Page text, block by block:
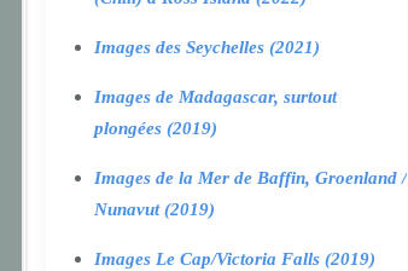
Images des Seychelles (2021)
Images de Madagascar, surtout
plongées (2019)
Images de la Mer de Baffin, Groenland /
Nunavut (2019)
Images Le Cap/Victoria Falls (2019)